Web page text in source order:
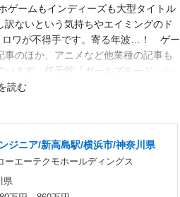
ゲームもインディーズも大型タイトル
ないという気持ちやエイミングのド
ロワが不得手です。寄る年波…！ ゲー
のほか、アニメなど他業種の記事も
ます。任天堂『ガールズモード』シ
読む
ジニア/新高島駅/横浜市/神奈川県
ーエーテクモホールディングス
県